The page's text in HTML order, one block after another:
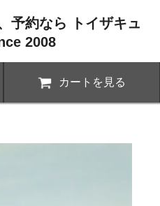
予約なら トイザキュ
2008
カートを見る